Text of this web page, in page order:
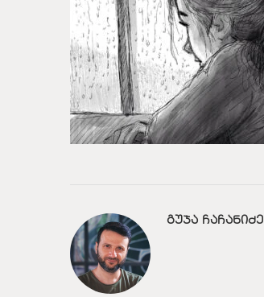
ᲒᲣᲯᲐ ᲩᲐᲩᲐᲜᲘᲫᲔ